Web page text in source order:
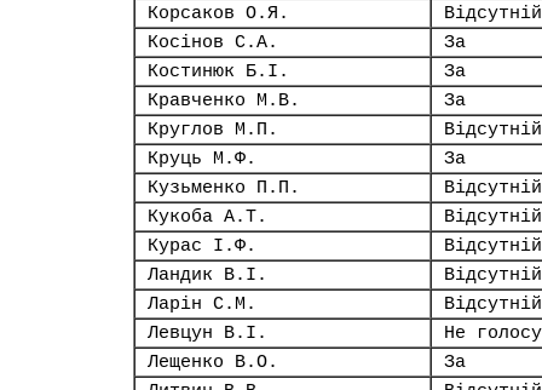
Корсаков О.Я.
Відсутній
Косінов С.А.
За
Костинюк Б.І.
За
Кравченко М.В.
За
Круглов М.П.
Відсутній
Круць М.Ф.
За
Кузьменко П.П.
Відсутній
Кукоба А.Т.
Відсутній
Курас І.Ф.
Відсутній
Ландик В.І.
Відсутній
Ларін С.М.
Відсутній
Левцун В.І.
Не
Лещенко В.О.
За